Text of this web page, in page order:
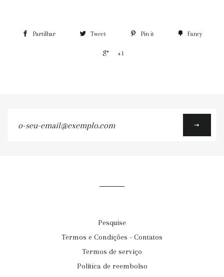
Partilhar Tweet Pin it Fancy
+1
Pesquise
Termos e Condições - Contatos
Termos de serviço
Política de reembolso